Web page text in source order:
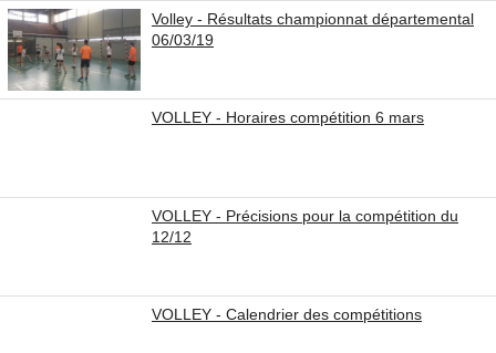
Volley - Résultats championnat départemental
06/03/19
VOLLEY - Horaires compétition 6 mars
VOLLEY - Précisions pour la compétition du
12/12
VOLLEY - Calendrier des compétitions